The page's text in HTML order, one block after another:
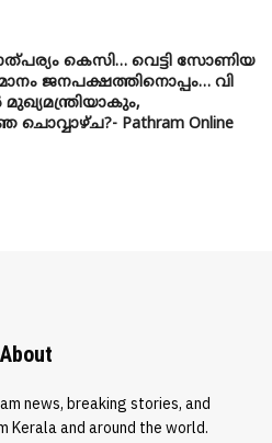
കെസി… വെട്ടി സോണിയ
ജനപക്ഷത്തിനൊപ്പം… വി
Pathram Online
About
news, breaking stories, and
Kerala and around the world.